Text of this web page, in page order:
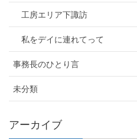
工房エリア下諏訪
私をデイに連れてって
事務長のひとり言
未分類
アーカイブ